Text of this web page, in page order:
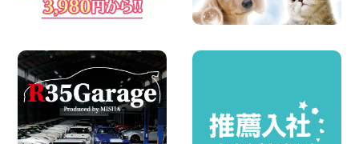
ちょっとそこまで。もっと気軽に 埼玉県
100円レンタカー 西武秩父駅前
圧倒的な存在感!【トヨタ・メガクルーザ
ー】を体感できるチャンスです! 千葉県
千葉北店
100円レンタカー 千葉北
2026年08月03日